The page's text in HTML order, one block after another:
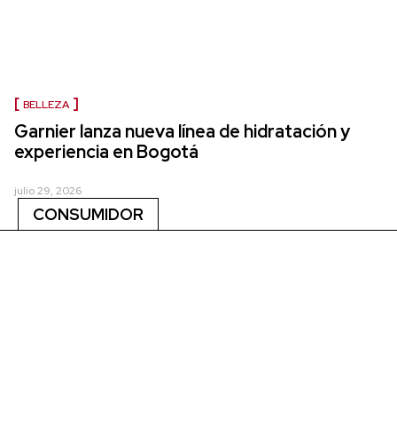
BELLEZA
Garnier lanza nueva línea de hidratación y
experiencia en Bogotá
julio 29, 2026
CONSUMIDOR